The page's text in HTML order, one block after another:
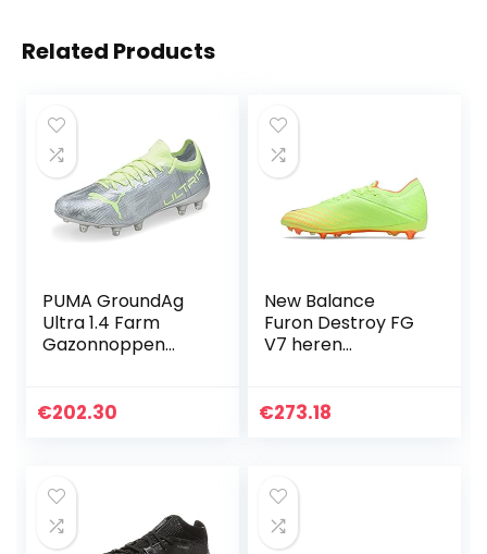
Related Products
PUMA GroundAg
Ultra 1.4 Farm
Gazonnoppen
€202.30
New Balance
Furon Destroy FG
V7 heren
€273.18